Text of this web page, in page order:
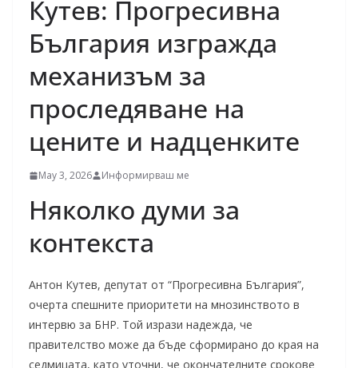
Кутев: Прогресивна
България изгражда
механизъм за
проследяване на
цените и надценките
May 3, 2026 Информирваш ме
Няколко думи за
контекста
Антон Кутев, депутат от “Прогресивна България”,
очерта спешните приоритети на мнозинството в
интервю за БНР. Той изрази надежда, че
правителство може да бъде сформирано до края на
седмицата, като уточни, че окончателните срокове